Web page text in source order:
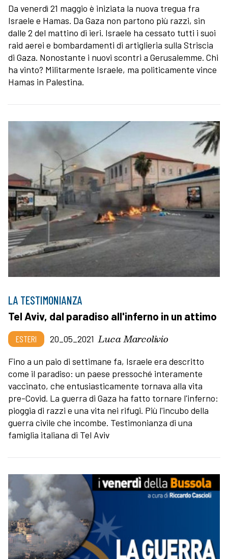
Da venerdì 21 maggio è iniziata la nuova tregua fra
Israele e Hamas. Da Gaza non partono più razzi, sin
dalle 2 del mattino di ieri. Israele ha cessato tutti i suoi
raid aerei e bombardamenti di artiglieria sulla Striscia
di Gaza. Nonostante i nuovi scontri a Gerusalemme. Chi
ha vinto? Militarmente Israele, ma politicamente vince
Hamas in Palestina.
LA TESTIMONIANZA
Tel Aviv, dal paradiso all'inferno in un attimo
ESTERI 20_05_2021 Luca Marcolivio
Fino a un paio di settimane fa, Israele era descritto
come il paradiso: un paese pressoché interamente
vaccinato, che entusiasticamente tornava alla vita
pre-Covid. La guerra di Gaza ha fatto tornare l'inferno:
pioggia di razzi e una vita nei rifugi. Più l'incubo della
guerra civile che incombe. Testimonianza di una
famiglia italiana di Tel Aviv